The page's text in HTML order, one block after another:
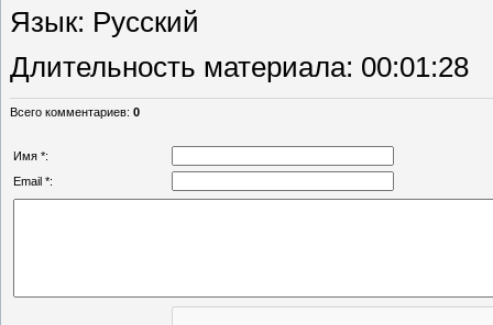
Язык: Русский
Длительность материала: 00:01:28
Всего комментариев: 0
Имя *:
Email *: